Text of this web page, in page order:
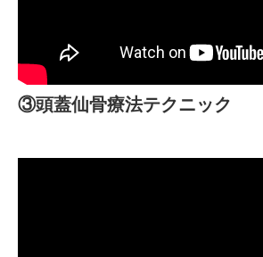
③頭蓋仙骨療法テクニック